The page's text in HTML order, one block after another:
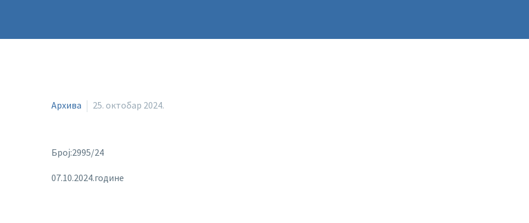
Архива 25. октобар 2024.
Број:2995/24
07.10.2024.године